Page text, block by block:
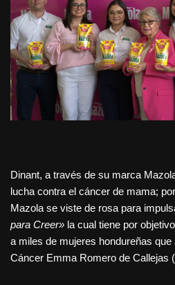
Dinant, a través de su marca
lucha contra el cáncer de mama;
Mazola se viste de rosa para
para Creer» la cual tiene por
a miles de mujeres hondureñas
Cáncer Emma Romero de Callejas